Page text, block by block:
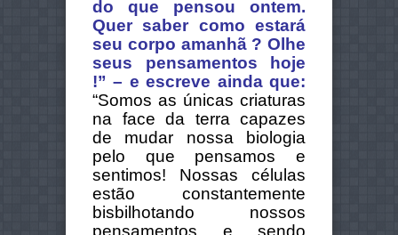
do que pensou ontem.
Quer saber como estará
seu corpo amanhã ? Olhe
seus pensamentos hoje
!” – e escreve ainda que:
“Somos as únicas criaturas
na face da terra capazes
de mudar nossa biologia
pelo que pensamos e
sentimos! Nossas células
estão constantemente
bisbilhotando nossos
pensamentos e sendo